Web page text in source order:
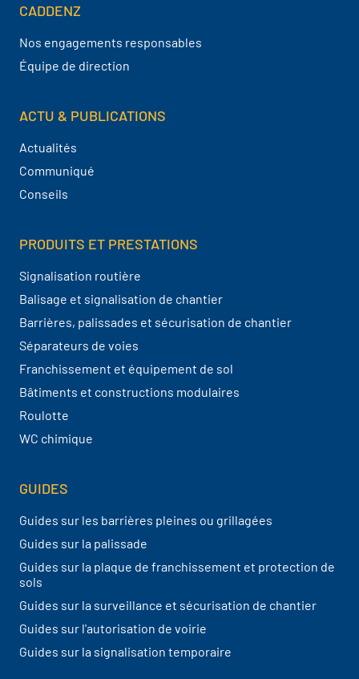
Navigation pied de page
CADDENZ
Nos engagements responsables
Équipe de direction
ACTU & PUBLICATIONS
Actualités
Communiqué
Conseils
PRODUITS ET PRESTATIONS
Signalisation routière
Balisage et signalisation de chantier
Barrières, palissades et sécurisation de chantier
Séparateurs de voies
Franchissement et équipement de sol
Bâtiments et constructions modulaires
Roulotte
WC chimique
GUIDES
Guides sur les barrières pleines ou grillagées
Guides sur la palissade
Guides sur la plaque de franchissement et protection de
sols
Guides sur la surveillance et sécurisation de chantier
Guides sur l'autorisation de voirie
Guides sur la signalisation temporaire